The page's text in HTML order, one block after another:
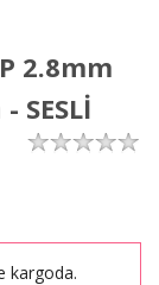
2.8mm
SESLİ
kargoda.